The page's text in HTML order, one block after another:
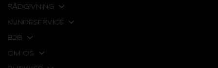
RÅDGIVNING
KUNDESERVICE
B2B
OM OS